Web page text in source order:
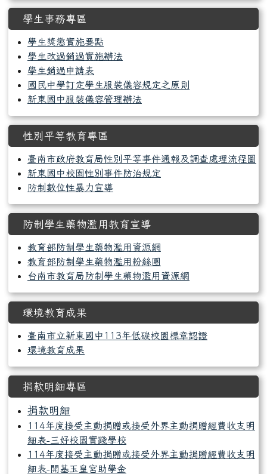
學生事務專區
學生獎懲實施要點
學生改過銷過實施辦法
學生銷過申請表
國民中學訂定學生服裝儀容規定之原則
新東國中服裝儀容管理辦法
性別平等教育專區
臺南市政府教育局性別平等事件通報及調查處理流程圖
新東國中校園性別事件防治規定
防制數位性暴力宣導
防制學生藥物濫用教育宣導
教育部防制學生藥物濫用資源網
教育部防制學生藥物濫用粉絲團
台南市教育局防制學生藥物濫用資源網
環境教育成果
臺南市立新東國中113年低碳校園標章認證
環境教育成果
捐款明細專區
捐款明細
114年度接受主動捐贈或接受外界主動捐贈經費收支明
細表-三好校園實踐學校
114年度接受主動捐贈或接受外界主動捐贈經費收支明
細表-開基玉皇宮助學金